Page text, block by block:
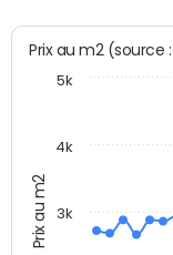
Prix au m2
Prix au m2
3k
4k
5k